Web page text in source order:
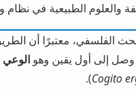
الفلسفي، معتبرًا أن
إلى أول يقين وهو الوعي
Cogito
).